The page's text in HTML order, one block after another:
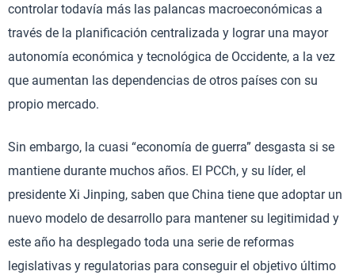
controlar todavía más las palancas macroeconómicas a
través de la planificación centralizada y lograr una mayor
autonomía económica y tecnológica de Occidente, a la vez
que aumentan las dependencias de otros países con su
propio mercado.
Sin embargo, la cuasi “economía de guerra” desgasta si se
mantiene durante muchos años. El PCCh, y su líder, el
presidente Xi Jinping, saben que China tiene que adoptar un
nuevo modelo de desarrollo para mantener su legitimidad y
este año ha desplegado toda una serie de reformas
legislativas y regulatorias para conseguir el objetivo último